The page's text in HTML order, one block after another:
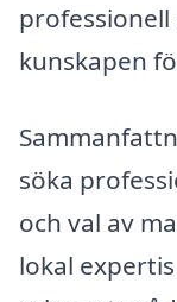
kunskapen
söka
och val av
lokal